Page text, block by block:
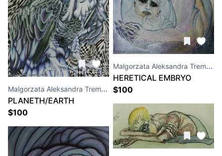
Malgorzata Aleksandra Trembla
PLANETH/EARTH
$100
Malgorzata Aleksandra Trembla
HERETICAL EMBRYO
$100